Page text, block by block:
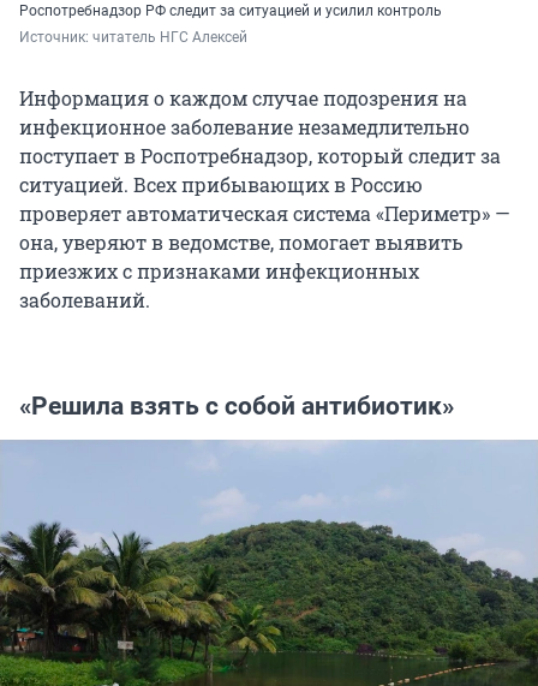
Роспотребнадзор РФ следит за ситуацией и усилил контроль
Источник: читатель НГС Алексей
Информация о каждом случае подозрения на
инфекционное заболевание незамедлительно
поступает в Роспотребнадзор, который следит за
ситуацией. Всех прибывающих в Россию
проверяет автоматическая система «Периметр» —
она, уверяют в ведомстве, помогает выявить
приезжих с признаками инфекционных
заболеваний.
«Решила взять с собой антибиотик»